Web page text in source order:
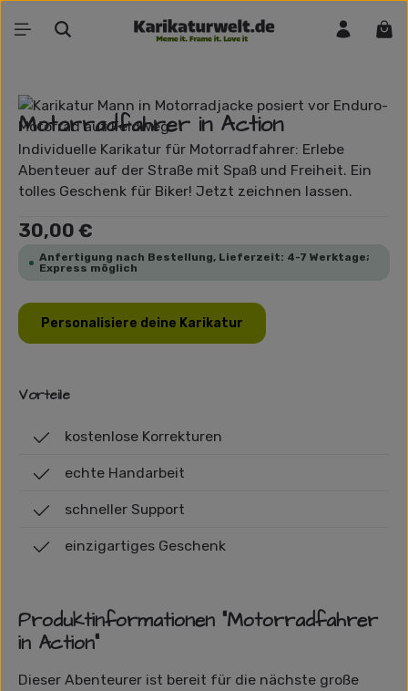
Zum Hauptinhalt springen
Bildergalerie überspringen
Motorradfahrer in Action
Individuelle Karikatur für Motorradfahrer: Erlebe
Abenteuer auf der Straße mit Spaß und Freiheit. Ein
tolles Geschenk für Biker! Jetzt zeichnen lassen.
Regulärer Preis:
30,00 €
Anfertigung nach Bestellung, Lieferzeit: 4-7 Werktage;
Express möglich
Personalisiere deine Karikatur
Vorteile
kostenlose Korrekturen
echte Handarbeit
schneller Support
einzigartiges Geschenk
Produktinformationen "Motorradfahrer
in Action"
Dieser Abenteurer ist bereit für die nächste große